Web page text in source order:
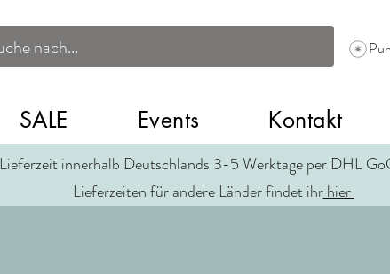
SALE Events Kontakt
Lieferzeit innerhalb Deutschlands 3-5 Werktage per DHL
Lieferzeiten für andere Länder findet ihrhier